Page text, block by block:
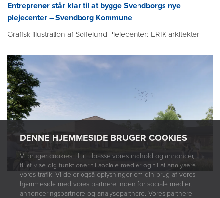
DENNE HJEMMESIDE BRUGER COOKIES
Vi bruger cookies til at tilpasse vores indhold og annoncer,
til at vise dig funktioner til sociale medier og til at analysere
vores trafik. Vi deler også oplysninger om din brug af vores
hjemmeside med vores partnere inden for sociale medier,
annonceringspartnere og analysepartnere. Vores partnere
Entreprenør står klar til at bygge Svendborgs nye
plejecenter – Svendborg Kommune
Grafisk illustration af Sofielund Plejecenter: ERIK arkitekter